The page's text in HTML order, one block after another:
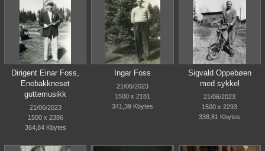
Dirigent Einar Foss,
Enebakkneset
guttemusikk
21/06/2023
1500 x 2386
364,84 Kbytes
Ingar Foss
21/06/2023
1500 x 2181
341,39 Kbytes
Sigvald Oppebøen
med sykkel
21/06/2023
1500 x 2293
338,81 Kbytes